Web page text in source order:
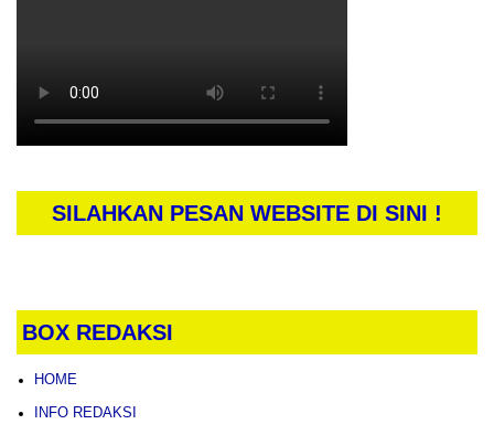
SILAHKAN PESAN WEBSITE DI SINI !
BOX REDAKSI
HOME
INFO REDAKSI